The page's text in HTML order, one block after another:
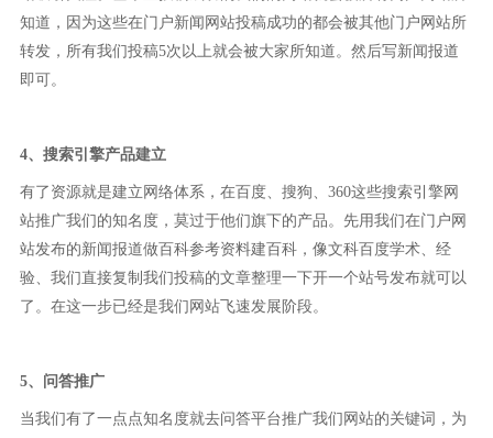
知道，因为这些在门户新闻网站投稿成功的都会被其他门户网站所
转发，所有我们投稿5次以上就会被大家所知道。然后写新闻报道
即可。
4、搜索引擎产品建立
有了资源就是建立网络体系，在百度、搜狗、360这些搜索引擎网
站推广我们的知名度，莫过于他们旗下的产品。先用我们在门户网
站发布的新闻报道做百科参考资料建百科，像文科百度学术、经
验、我们直接复制我们投稿的文章整理一下开一个站号发布就可以
了。在这一步已经是我们网站飞速发展阶段。
5、问答推广
当我们有了一点点知名度就去问答平台推广我们网站的关键词，为